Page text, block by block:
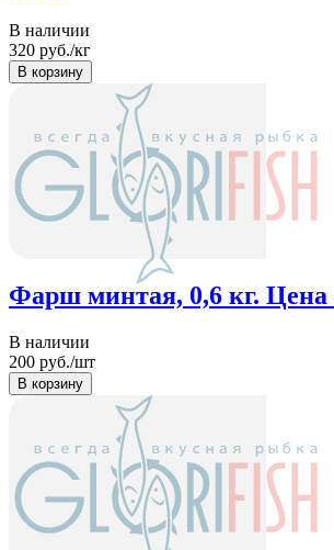
В наличии
320 руб./кг
Фарш минтая, 0,6 кг. Цена
В наличии
200 руб./шт